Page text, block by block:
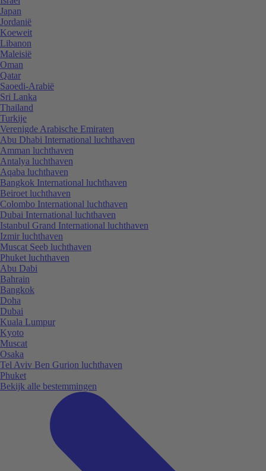
Japan
Jordanië
Koeweit
Libanon
Maleisië
Oman
Qatar
Saoedi-Arabië
Sri Lanka
Thailand
Turkije
Verenigde Arabische Emiraten
Abu Dhabi International luchthaven
Amman luchthaven
Antalya luchthaven
Aqaba luchthaven
Bangkok International luchthaven
Beiroet luchthaven
Colombo International luchthaven
Dubai International luchthaven
Istanbul Grand International luchthaven
Izmir luchthaven
Muscat Seeb luchthaven
Phuket luchthaven
Abu Dabi
Bahrain
Bangkok
Doha
Dubai
Kuala Lumpur
Kyoto
Muscat
Osaka
Tel Aviv Ben Gurion luchthaven
Phuket
Bekijk alle bestemmingen